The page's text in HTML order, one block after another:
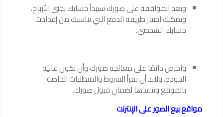
وبعد الموافقة على صورك سيبدأ حسابك بجني الأرباح،
ويمكنك اختيار طريقة الدفع التي تناسبك من إعدادت
حسابك الشخصي.
واحرص دائمًا على معالجة صورك وأن تكون عالية
الجودة، ولابد أن تقرأ الشروط والمتطلبات الخاصة
بالموقع وتنفذها لضمان قبول صورك.
مواقع بيع الصور على الإنترنت